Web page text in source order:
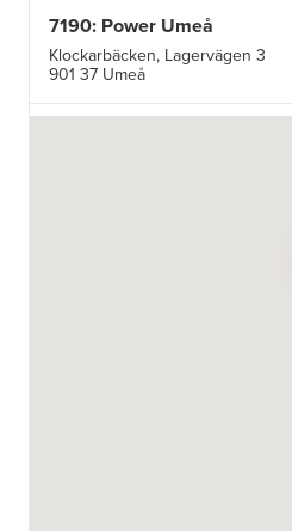
7190: Power Umeå
Klockarbäcken, Lagervägen 3
901 37 Umeå
AB Karl Hedin Bygghandel -